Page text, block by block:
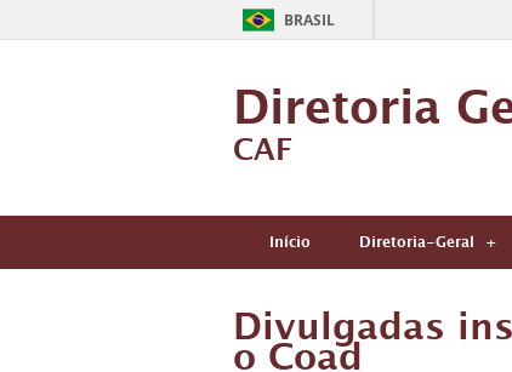
BRASIL
Diretoria
CAF
Início Diretoria-Geral
Divulgadas